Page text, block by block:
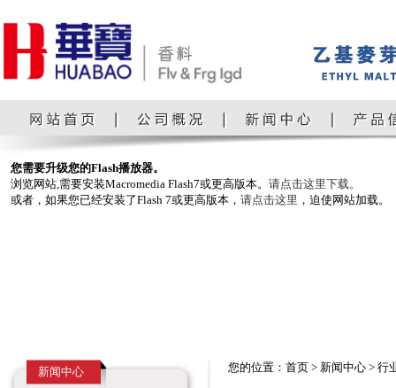
您需要升级您的Flash播放器。
浏览网站,需要安装Macromedia Flash7或更高版本。 请点击这里下载。
或者，如果您已经安装了Flash 7或更高版本， 请点击这里 ，迫使网站加载。
新闻中心 您的位置：首页 > 新闻中心 > 行